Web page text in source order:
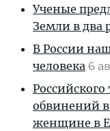
Ученые
Земли в два
В России
человека 6
обвинений в
женщине в